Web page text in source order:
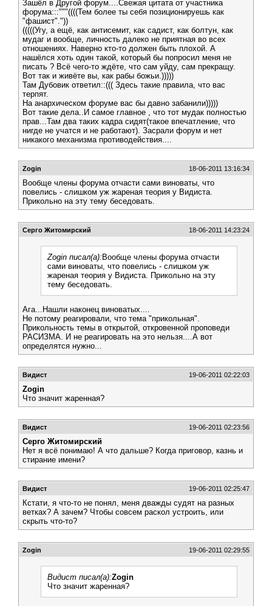
Зашёл в Другой форум....Свежая цитата от участника
форума:::"""((((Тем более ты себя позиционируешь как
"фашист"."))
(((((Угу, а ещё, как антисемит, как садист, как болтун, как
мудаг и вообще, личность далеко не приятная во всех
отношениях. Наверно кто-то должен быть плохой. А
нашёлся хоть один такой, который бы попросил меня не
писать ? Всё чего-то ждёте, что сам уйду, сам прекращу.
Вот так и живёте вы, как рабы божьи.)))))
Там Дубовик ответил::((( Здесь такие правила, что вас
терпят.
На анархическом форуме вас бы давно забанили)))))
Вот такие дела..И самое главное , что тот мудак полностью
прав...Там два таких кадра сидят(такое впечатление, что
нигде не учатся и не работают). Засрали форум и нет
никакого механизма противодействия....
Zogin 18-06-2011 13:16:34
Вообще члены форума отчасти сами виноваты, что
повелись - слишком уж жареная теория у Видиста.
Прикольно на эту тему беседовать.
Серго Житомирский 18-06-2011 14:23:24
Zogin писал(а): Вообще члены форума отчасти
сами виноваты, что повелись - слишком уж
жареная теория у Видиста. Прикольно на эту
тему беседовать.
Ага...Нашли наконец виноватых....
Не потому реагировали, что тема "прикольная".
Прикольность темы в открытой, откровенной проповеди
РАСИЗМА. И не реагировать на это нельзя....А вот
определятся нужно...
Видист 19-06-2011 02:22:03
Zogin
Что значит жаренная?
Видист 19-06-2011 02:23:56
Серго Житомирский
Нет я всё понимаю! А что дальше? Когда приговор, казнь и
стирание имени?
Видист 19-06-2011 02:25:47
Кстати, я что-то не понял, меня дважды судят на разных
ветках? А зачем? Чтобы совсем раскол устроить, или
скрыть что-то?
Zogin 19-06-2011 02:29:55
Видист писал(а):Zogin
Что значит жаренная?